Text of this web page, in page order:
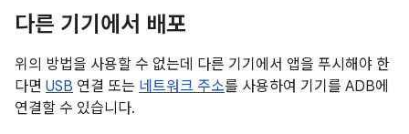
다른 기기에서 배포
위의 방법을 사용할 수 없는데 다른 기기에서 앱을 푸시해야 한
다면 USB 연결 또는 네트워크 주소를 사용하여 기기를 ADB에
연결할 수 있습니다.